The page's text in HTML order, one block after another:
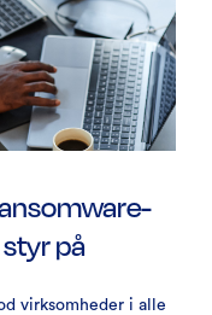
på
virksomheder i alle